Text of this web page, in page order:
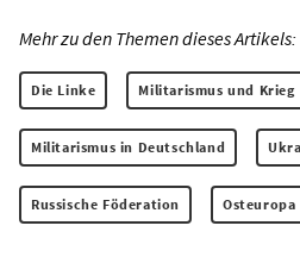
Mehr zu den Themen dieses Artikels:
Die Linke Militarismus und Krieg
Militarismus in Deutschland
Russische Föderation Osteuropa